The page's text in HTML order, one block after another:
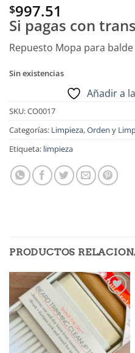
$997.51
Si pagas con
Repuesto Mopa para
Sin existencias
Añadir a
SKU:CO0017
Categorías: Limpieza,Orden y
Etiqueta: limpieza
PRODUCTOS
Añadir
a la
lista de
deseos